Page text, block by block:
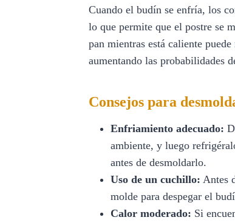
Cuando el budín se enfría, los
lo que permite que el postre se
pan mientras está caliente
aumentando las probabilidades
Consejos para
Enfriamiento adecuado:
ambiente, y luego
antes de desmoldarlo.
Uso de un cuchillo: Antes
molde para despegar el
Calor moderado: Si